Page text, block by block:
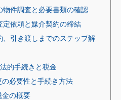
物件調査と必要書類の確認
定依頼と媒介契約の締結
、引き渡しまでのステップ解
的手続きと税金
の必要性と手続き方法
金の概要